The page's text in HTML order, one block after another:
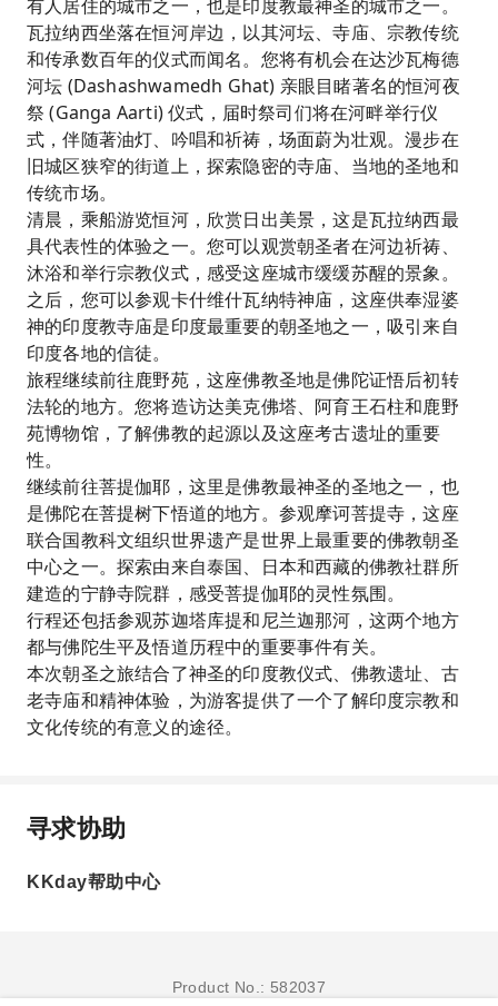
有人居住的城市之一，也是印度教最神圣的城市之一。
瓦拉纳西坐落在恒河岸边，以其河坛、寺庙、宗教传统
和传承数百年的仪式而闻名。您将有机会在达沙瓦梅德
河坛 (Dashashwamedh Ghat) 亲眼目睹著名的恒河夜
祭 (Ganga Aarti) 仪式，届时祭司们将在河畔举行仪
式，伴随著油灯、吟唱和祈祷，场面蔚为壮观。漫步在
旧城区狭窄的街道上，探索隐密的寺庙、当地的圣地和
传统市场。
清晨，乘船游览恒河，欣赏日出美景，这是瓦拉纳西最
具代表性的体验之一。您可以观赏朝圣者在河边祈祷、
沐浴和举行宗教仪式，感受这座城市缓缓苏醒的景象。
之后，您可以参观卡什维什瓦纳特神庙，这座供奉湿婆
神的印度教寺庙是印度最重要的朝圣地之一，吸引来自
印度各地的信徒。
旅程继续前往鹿野苑，这座佛教圣地是佛陀证悟后初转
法轮的地方。您将造访达美克佛塔、阿育王石柱和鹿野
苑博物馆，了解佛教的起源以及这座考古遗址的重要
性。
继续前往菩提伽耶，这里是佛教最神圣的圣地之一，也
是佛陀在菩提树下悟道的地方。参观摩诃菩提寺，这座
联合国教科文组织世界遗产是世界上最重要的佛教朝圣
中心之一。探索由来自泰国、日本和西藏的佛教社群所
建造的宁静寺院群，感受菩提伽耶的灵性氛围。
行程还包括参观苏迦塔库提和尼兰迦那河，这两个地方
都与佛陀生平及悟道历程中的重要事件有关。
本次朝圣之旅结合了神圣的印度教仪式、佛教遗址、古
老寺庙和精神体验，为游客提供了一个了解印度宗教和
文化传统的有意义的途径。
寻求协助
KKday帮助中心
Product No.: 582037